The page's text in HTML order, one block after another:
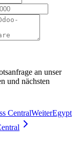
an unser
und nächsten
CentralWeiterEgypt